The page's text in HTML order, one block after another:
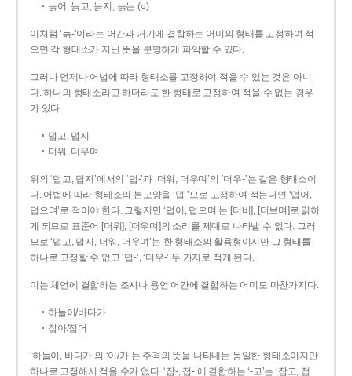
늙어, 늙고, 늙지, 늙는 (○)
이처럼 ‘늙-­’이라는 어간과 거기에 결합하는 어미의 형태를 고정하여 적
으면 각 형태소가 지닌 뜻을 분명하게 파악할 수 있다.
그러나 언제나 어법에 따라 형태소를 고정하여 적을 수 있는 것은 아니
다. 하나의 형태소라고 하더라도 한 형태로 고정하여 적을 수 없는 경우
가 있다.
덥고, 덥지
더워, 더우며
위의 ‘덥고, 덥지’에서의 ‘덥-­’과 ‘더워, 더우며’의 ‘더우-­’는 같은 형태소이
다. 어법에 따라 형태소의 본모양을 ‘덥-­’으로 고정하여 적는다면 ‘덥어,
덥으며’로 적어야 한다. 그렇지만 ‘덥어, 덥으며’는 [더버], [더브며]로 읽히
게 되므로 표준어 [더워], [더우며]의 소리를 제대로 나타낼 수 없다. 그러
므로 ‘덥고, 덥지, 더워, 더우며’는 한 형태소의 활용형이지만 그 형태를
하나로 고정할 수 없고 ‘덥-’, ‘더우-’ 두 가지로 적게 된다.
이는 체언에 결합하는 조사나 용언 어간에 결합하는 어미도 마찬가지다.
하늘이/바다가
잡아/접어
‘하늘이, 바다가’의 ‘이/가’는 주격의 뜻을 나타내는 동일한 형태소이지만
하나로 고정해서 적을 수가 없다. ‘잡-, 접-’에 결합하는 ‘-고’는 ‘잡고, 접